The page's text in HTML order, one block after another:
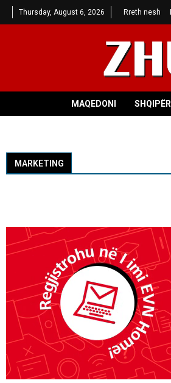
Thursday, August 6, 2026 Rreth nesh
MAQEDONI SHQIPËRI
MARKETING